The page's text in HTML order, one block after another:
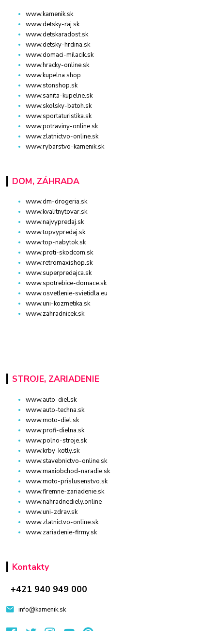
www.kamenik.sk
www.detsky-raj.sk
www.detskaradost.sk
www.detsky-hrdina.sk
www.domaci-milacik.sk
www.hracky-online.sk
www.kupelna.shop
www.stonshop.sk
www.sanita-kupelne.sk
www.skolsky-batoh.sk
www.sportaturistika.sk
www.potraviny-online.sk
www.zlatnictvo-online.sk
www.rybarstvo-kamenik.sk
DOM, ZÁHRADA
www.dm-drogeria.sk
www.kvalitnytovar.sk
www.najvypredaj.sk
www.topvypredaj.sk
www.top-nabytok.sk
www.proti-skodcom.sk
www.retromaxishop.sk
www.superpredajca.sk
www.spotrebice-domace.sk
www.osvetlenie-svietidla.eu
www.uni-kozmetika.sk
www.zahradnicek.sk
STROJE, ZARIADENIE
www.auto-diel.sk
www.auto-techna.sk
www.moto-diel.sk
www.profi-dielna.sk
www.polno-stroje.sk
www.krby-kotly.sk
www.stavebnictvo-online.sk
www.maxiobchod-naradie.sk
www.moto-prislusenstvo.sk
www.firemne-zariadenie.sk
www.nahradnediely.online
www.uni-zdrav.sk
www.zlatnictvo-online.sk
www.zariadenie-firmy.sk
Kontakty
+421 940 949 000
info@kamenik.sk